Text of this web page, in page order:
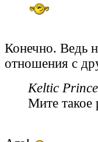
Конечно. Ведь
отношения с
Keltic
Мите такое